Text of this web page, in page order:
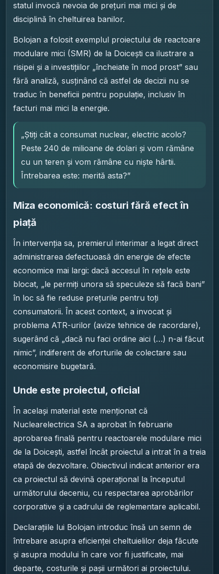
statul invocă nevoia de prețuri mai mici și de
disciplină în cheltuirea banilor.
Bolojan a folosit exemplul proiectului de reactoare
modulare mici (SMR) de la Doicești ca ilustrare a
risipei și a investițiilor „încheiate în mod prost” sau
fără analiză, susținând că astfel de decizii nu se
traduc în beneficii pentru populație, inclusiv în
facturi mai mici la energie.
„Știți cât a consumat nuclear, electric acolo?
Peste 240 de milioane de dolari și vom rămâne
cu un teren și vom rămâne cu niște hârtii.
Întrebarea este: merită asta?”
Miza economică: costuri fără efect în
piață
În intervenția sa, premierul interimar a legat direct
administrarea defectuoasă din energie de efecte
economice mai largi: dacă accesul în rețele este
blocat, „le permiți unora să speculeze să facă bani”
în loc să fie reduse prețurile pentru toți
consumatorii. În acest context, a invocat și
problema ATR-urilor (avize tehnice de racordare),
sugerând că „dacă nu faci ordine aici (…) n-ai făcut
nimic”, indiferent de eforturile de colectare sau
economisire bugetară.
Unde este proiectul, oficial
În același material este menționat că
Nuclearelectrica SA a aprobat în februarie
aprobarea finală pentru reactoarele modulare mici
de la Doicești, astfel încât proiectul a intrat în a treia
etapă de dezvoltare. Obiectivul indicat anterior era
ca proiectul să devină operațional la începutul
următorului deceniu, cu respectarea aprobărilor
corporative și a cadrului de reglementare aplicabil.
Declarațiile lui Bolojan introduc însă un semn de
întrebare asupra eficienței cheltuielilor deja făcute
și asupra modului în care vor fi justificate, mai
departe, costurile și pașii următori ai proiectului.